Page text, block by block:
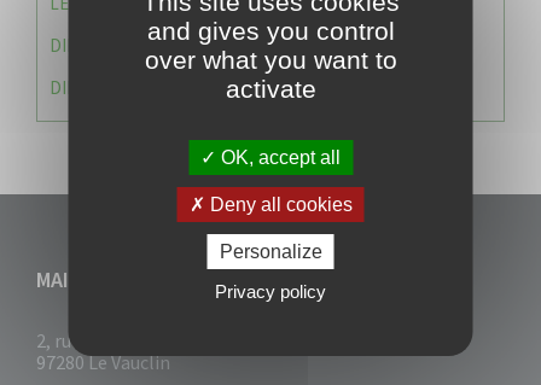
DIRECTION DES RESSOURCES ET MOYENS
DIRECTION DU DEVELLOPPEMENT URBAIN DURABL
MAIRIE DU VAUCLIN
2, rue Collignon
97280 Le Vauclin
and gives you control
over what you want to
activate
OK, accept all
Deny all cookies
Personalize
Privacy policy